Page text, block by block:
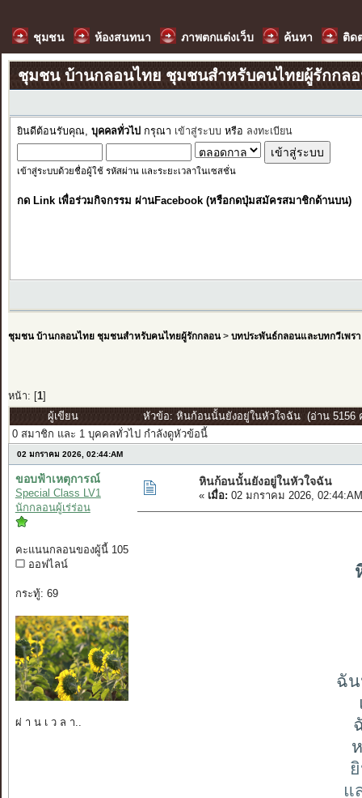
ชุมชน ห้องสนทนา ภาพตกแต่งเว็บ ค้นหา ติด
ชุมชน บ้านกลอนไทย ชุมชนสำหรับคนไทยผู้รักกล
ยินดีต้อนรับคุณ, บุคคลทั่วไป กรุณา เข้าสู่ระบบ หรือ ลงทะเบียน
เข้าสู่ระบบด้วยชื่อผู้ใช้ รหัสผ่าน และระยะเวลาในเซสชั่น
กด Link เพื่อร่วมกิจกรรม ผ่านFacebook (หรือกดปุ่มสมัครสมาชิกด้านบน)
ชุมชน บ้านกลอนไทย ชุมชนสำหรับคนไทยผู้รักกลอน> บทประพันธ์กลอนและบทกวีเพรา
หน้า: [ 1]
ผู้เขียน
หัวข้อ: หินก้อนนั้นยังอยู่ในหัวใจฉัน (อ่าน 5156
0 สมาชิก และ 1 บุคคลทั่วไป กำลังดูหัวข้อนี้
02 มกราคม 2026, 02:44:AM
ขอบฟ้าเหตุการณ์
Special Class LV1
นักกลอนผู้เร่ร่อน
คะแนนกลอนของผู้นี้ 105
ออฟไลน์
กระทู้: 69
ผ่ า น เ ว ล า..
หินก้อนนั้นยังอยู่ในหัวใจฉัน
« เมื่อ: 02 มกราคม 2026,
ฉัน
แ